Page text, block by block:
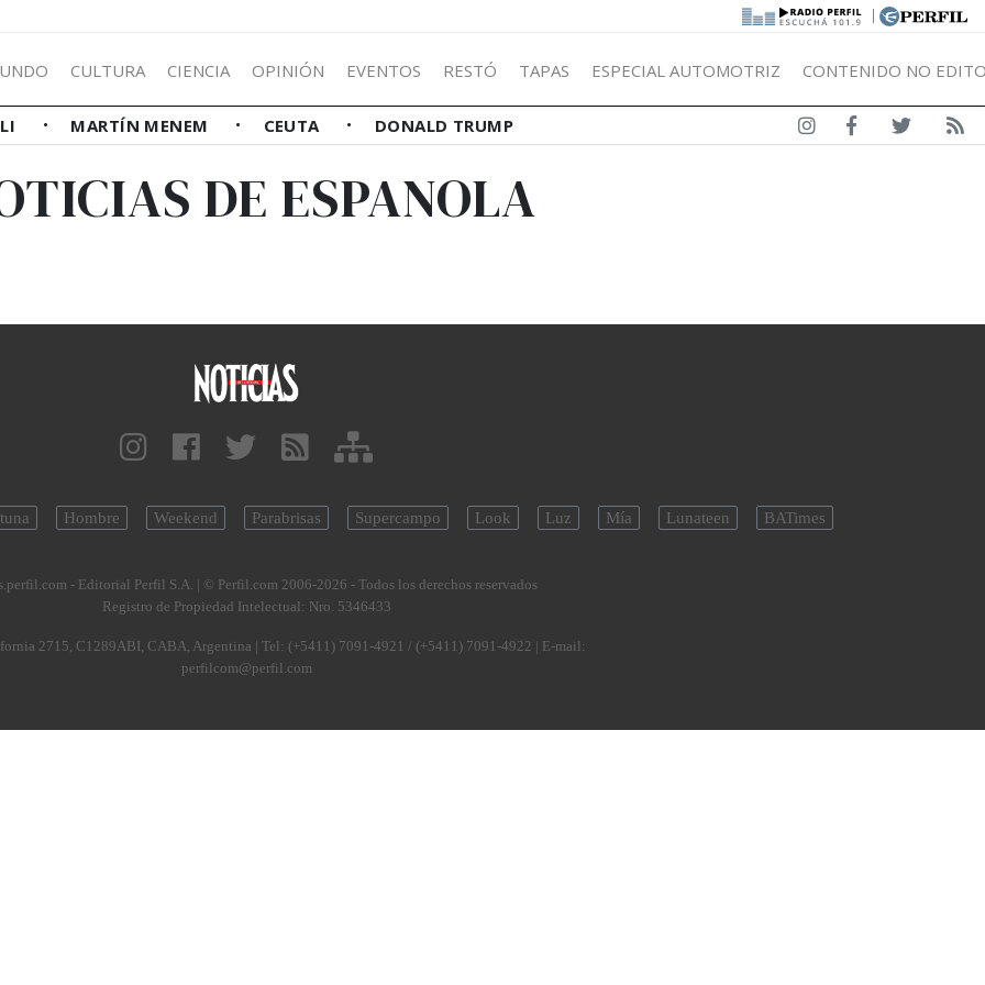
|
CULTURA CIENCIA OPINIÓN EVENTOS RESTÓ TAPAS ESPECIAL AUTOMOTRIZ CONTENIDO NO
MARTÍN MENEM CEUTA DONALD TRUMP
DE ESPANOLA
Hombre Weekend Parabrisas Supercampo Look Luz Mía Lunateen BATimes
- Editorial Perfil S.A. | © Perfil.com 2006-2026 - Todos los derechos reservados
Registro de Propiedad Intelectual: Nro. 5346433
2715, C1289ABI, CABA, Argentina | Tel: (+5411) 7091-4921 / (+5411) 7091-4922 | E-mail:
perfilcom@perfil.com